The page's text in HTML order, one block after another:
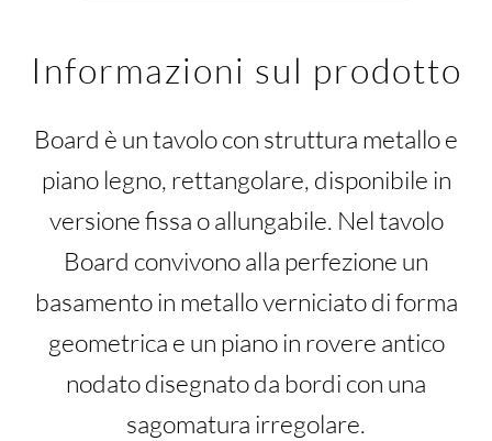
Informazioni sul prodotto
Board è un tavolo con struttura metallo e
piano legno, rettangolare, disponibile in
versione fissa o allungabile. Nel tavolo
Board convivono alla perfezione un
basamento in metallo verniciato di forma
geometrica e un piano in rovere antico
nodato disegnato da bordi con una
sagomatura irregolare.